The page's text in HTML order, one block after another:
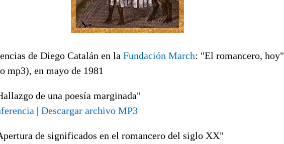
de Diego Catalán en la Fundación March: "El romancero, hoy"
mp3), en mayo de 1981
de una poesía marginada"
| Descargar archivo MP3
de significados en el romancero del siglo XX"